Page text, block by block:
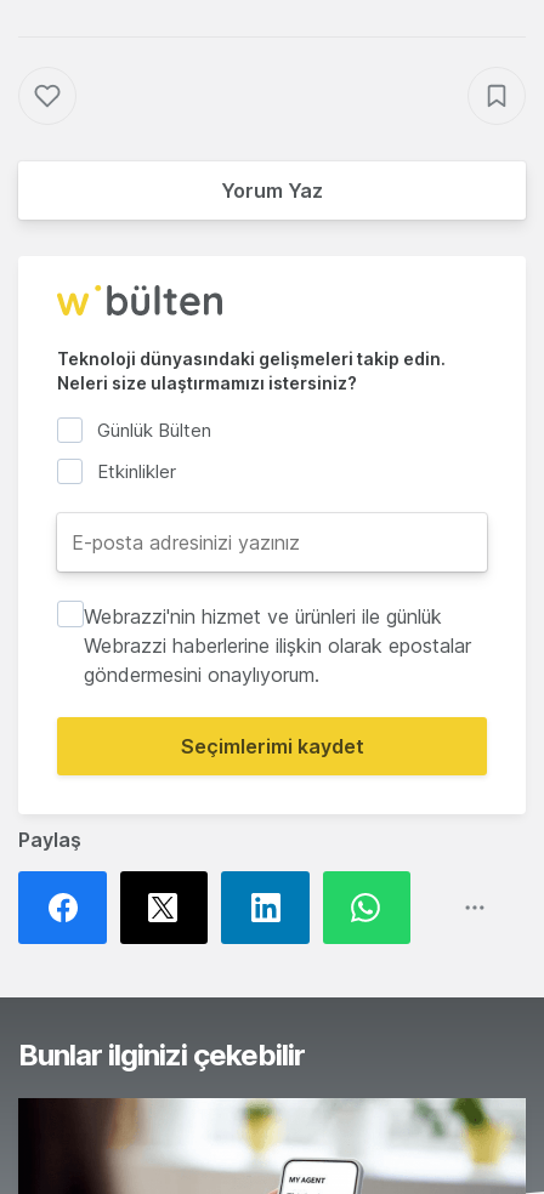
Paylaş
Yorum Yaz
Teknoloji dünyasındaki gelişmeleri takip edin.
Neleri size ulaştırmamızı istersiniz?
Günlük Bülten
Etkinlikler
Webrazzi'nin hizmet ve ürünleri ile günlük
Webrazzi haberlerine ilişkin olarak epostalar
göndermesini onaylıyorum.
Seçimlerimi kaydet
Bunlar ilginizi çekebilir